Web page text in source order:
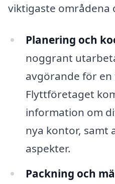
viktigaste områdena
Planering och
noggrant
avgörande för
Flyttföretaget
information om
nya kontor, samt
aspekter.
Packning och